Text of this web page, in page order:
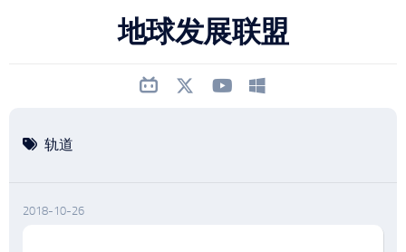
地球发展联盟
轨道
2018-10-26